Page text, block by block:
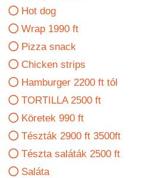
Hot dog
Wrap 1990 ft
Pizza snack
Chicken strips
Hamburger 2200 ft tól
TORTILLA 2500 ft
Köretek 990 ft
Tészták 2900 ft 3500ft
Tészta saláták 2500 ft
Saláta